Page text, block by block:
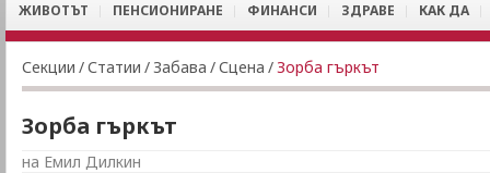
ЖИВОТЪТ ПЕНСИОНИРАНЕ ФИНАНСИ ЗДРАВЕ КАК ДА
Секции /Статии / Забава /Сцена /Зорба гъркът
Зорба гъркът
на Емил Дилкин